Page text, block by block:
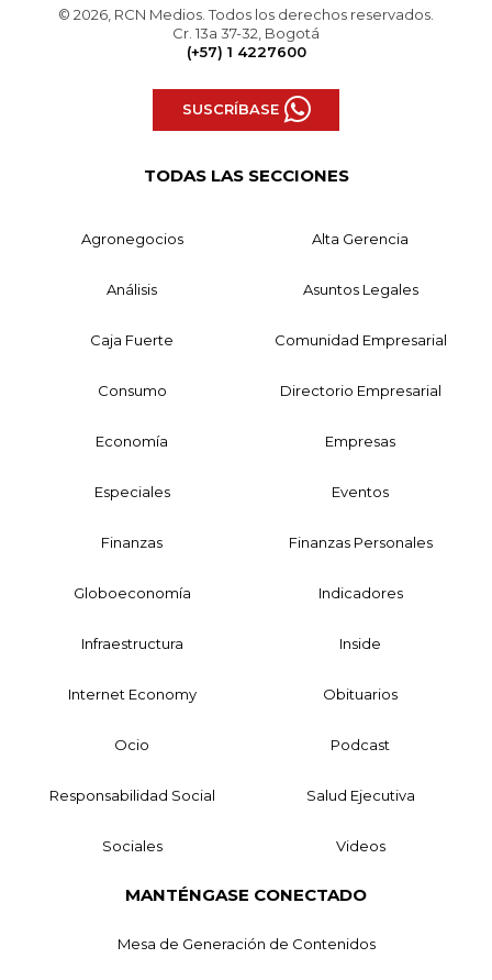
© 2026, RCN Medios. Todos los derechos reservados.
Cr. 13a 37-32, Bogotá
(+57) 1 4227600
SUSCRÍBASE
TODAS LAS SECCIONES
Agronegocios Alta Gerencia
Análisis Asuntos Legales
Caja Fuerte Comunidad Empresarial
Consumo Directorio Empresarial
Economía Empresas
Especiales Eventos
Finanzas Finanzas Personales
Globoeconomía Indicadores
Infraestructura Inside
Internet Economy Obituarios
Ocio Podcast
Responsabilidad Social Salud Ejecutiva
Sociales Videos
MANTÉNGASE CONECTADO
Mesa de Generación de Contenidos